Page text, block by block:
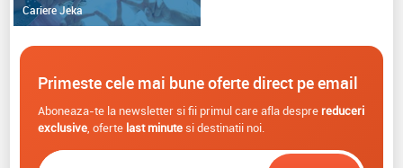
Cariere Jeka
Primeste cele mai bune oferte direct pe email
Aboneaza-te la newsletter si fii primul care afla despre reduceri
exclusive, oferte last minutesi destinatii noi.